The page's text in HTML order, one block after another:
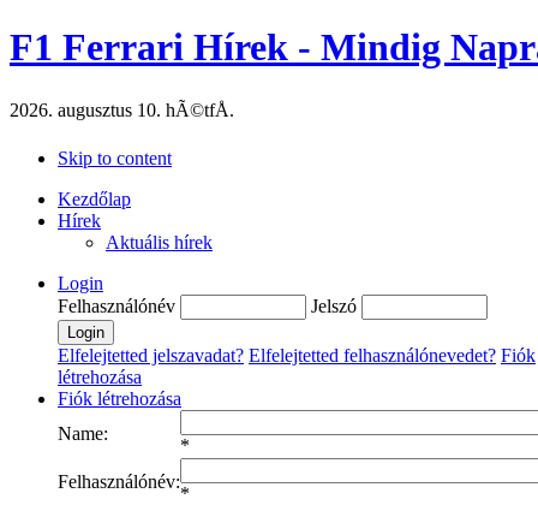
F1 Ferrari Hírek - Mindig
2026. augusztus 10. hÃ©tfÅ.
Skip to content
Kezdőlap
Hírek
Aktuális hírek
Login
Felhasználónév
Jelszó
Elfelejtetted jelszavadat? Elfelejtetted felhasználónevedet? Fiók
létrehozása
Fiók létrehozása
Name:
*
Felhasználónév:
*